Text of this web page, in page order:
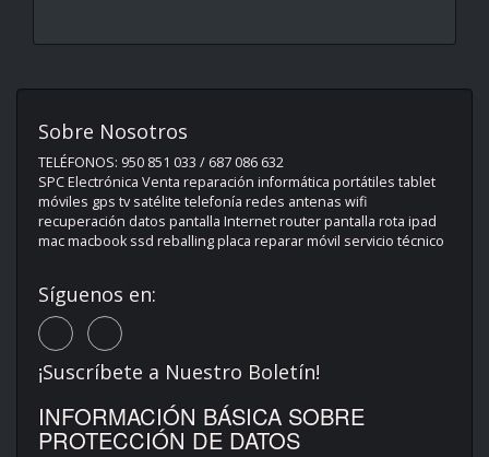
Sobre Nosotros
TELÉFONOS: 950 851 033 / 687 086 632
SPC Electrónica Venta reparación informática portátiles tablet
móviles gps tv satélite telefonía redes antenas wifi
recuperación datos pantalla Internet router pantalla rota ipad
mac macbook ssd reballing placa reparar móvil servicio técnico
Síguenos en:
¡Suscríbete a Nuestro Boletín!
INFORMACIÓN BÁSICA SOBRE
PROTECCIÓN DE DATOS